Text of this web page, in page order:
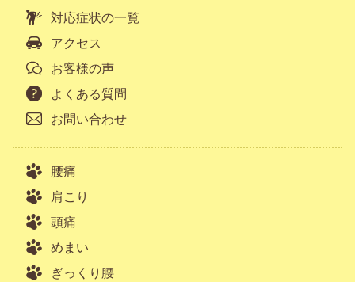
対応症状の一覧
アクセス
お客様の声
よくある質問
お問い合わせ
腰痛
肩こり
頭痛
めまい
ぎっくり腰